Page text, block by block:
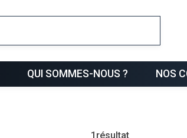
QUI SOMMES-NOUS ? NOS
1 résultat